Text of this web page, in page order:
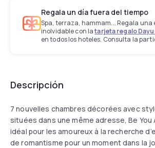
Regala un día fuera del tiempo
Spa, terraza, hammam... Regala una
inolvidable con latarjeta regalo
en todos los hoteles. Consulta la
Descripción
7 nouvelles chambres décorées avec
situées dans une même adresse, Be You
idéal pour les amoureux à la recherche
de romantisme pour un moment dans la